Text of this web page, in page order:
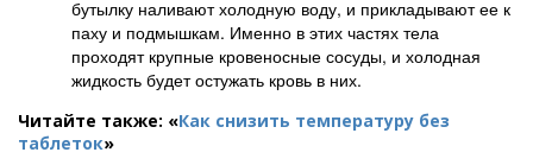
бутылку наливают холодную воду, и прикладывают ее к
паху и подмышкам. Именно в этих частях тела
проходят крупные кровеносные сосуды, и холодная
жидкость будет остужать кровь в них.
Читайте также: «Как снизить температуру без
таблеток»